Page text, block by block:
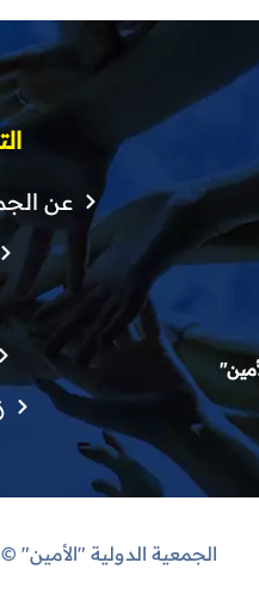
عن
الجمعية الدولية "الأمين" © 2026 -